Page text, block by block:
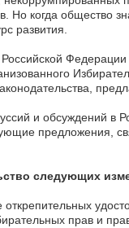
когда общество
развития.
и обсуждений в
предложения,
следующих
прав и